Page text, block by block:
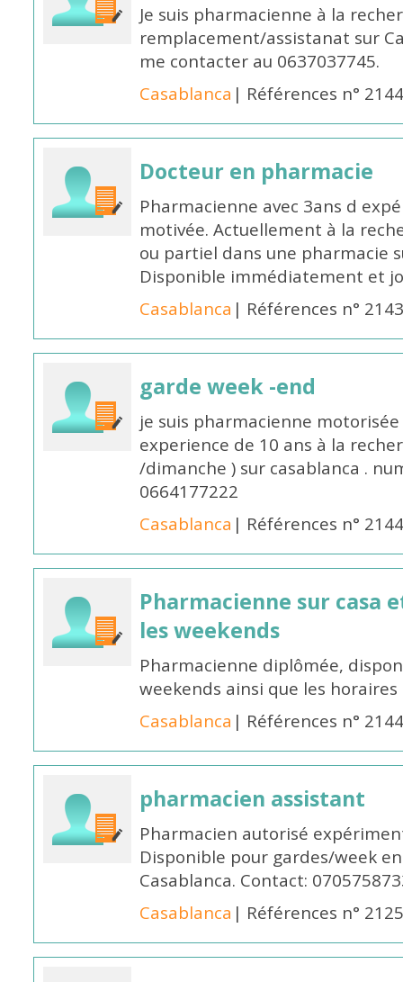
Je suis pharmacienne à la
remplacement/assistanat sur
me contacter au 0637037745.
Casablanca | Références n°
Docteur en pharmacie
Pharmacienne avec 3ans d
motivée. Actuellement à la
ou partiel dans une pharmacie
Disponible immédiatement et
Casablanca | Références n°
garde week -end
je suis pharmacienne
experience de 10 ans à la
/dimanche ) sur casablanca .
0664177222
Casablanca | Références n°
Pharmacienne sur casa
les weekends
Pharmacienne diplômée,
weekends ainsi que les
Casablanca | Références n°
pharmacien assistant
Pharmacien autorisé
Disponible pour gardes/week
Casablanca. Contact:
Casablanca | Références n°